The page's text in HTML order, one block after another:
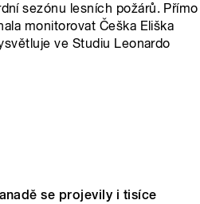
sezónu lesních požárů. Přímo
monitorovat Češka Eliška
ve Studiu Leonardo
se projevily i tisíce